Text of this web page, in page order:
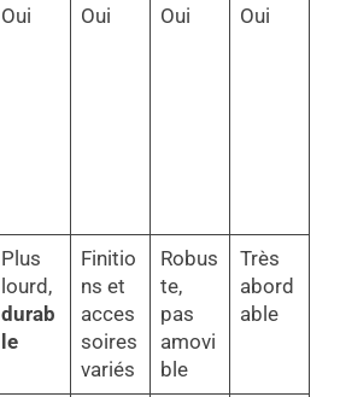
Oui Oui Oui Oui
Plus
lourd,
durab
le
Finitio
ns et
acces
soires
variés
Robus
te,
pas
amovi
ble
Très
abord
able